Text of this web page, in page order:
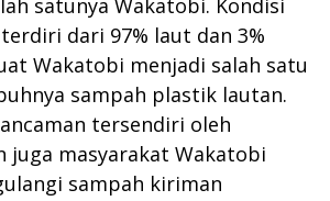
dari 97% laut dan 3%
Wakatobi menjadi salah satu
sampah plastik lautan.
tersendiri oleh
juga masyarakat Wakatobi
sampah kiriman